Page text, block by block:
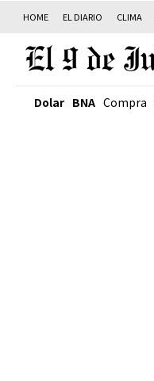
HOME EL DIARIO CLIMA
Dolar BNA Compra